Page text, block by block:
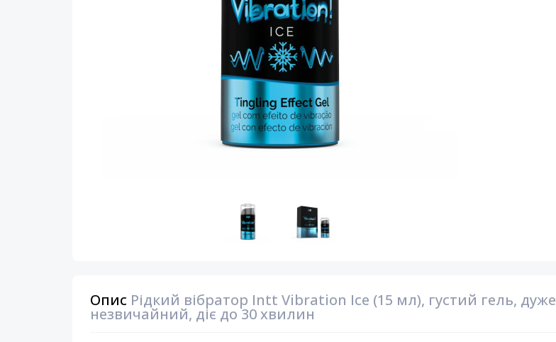
Опис Рідкий вібратор Intt Vibration Ice (15 мл), густий гель, дуже
незвичайний, діє до 30 хвилин